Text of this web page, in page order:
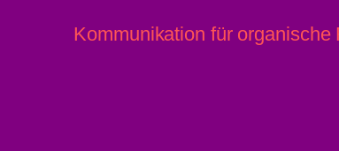
Kommunikation für